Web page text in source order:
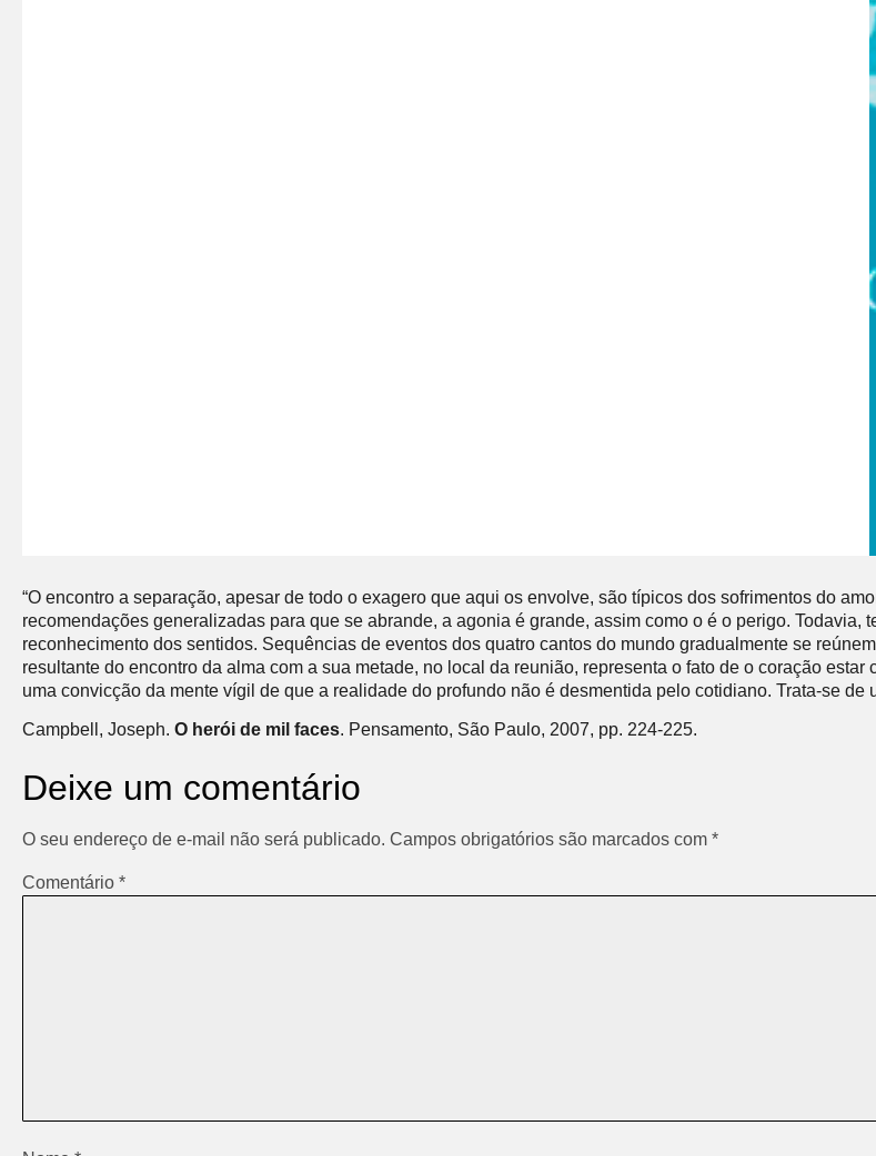
“O encontro a separação, apesar de todo o exagero que aqui os envolve, são típicos dos sofrimentos do
recomendações generalizadas para que se abrande, a agonia é grande, assim como o é o perigo.
reconhecimento dos sentidos. Sequências de eventos dos quatro cantos do mundo gradualmente se
resultante do encontro da alma com a sua metade, no local da reunião, representa o fato de o coração
uma convicção da mente vígil de que a realidade do profundo não é desmentida pelo cotidiano. Trata-se
Campbell, Joseph. O herói de mil faces. Pensamento, São Paulo, 2007, pp. 224-225.
Deixe um comentário
O seu endereço de e-mail não será publicado. Campos obrigatórios são marcados com *
Comentário *